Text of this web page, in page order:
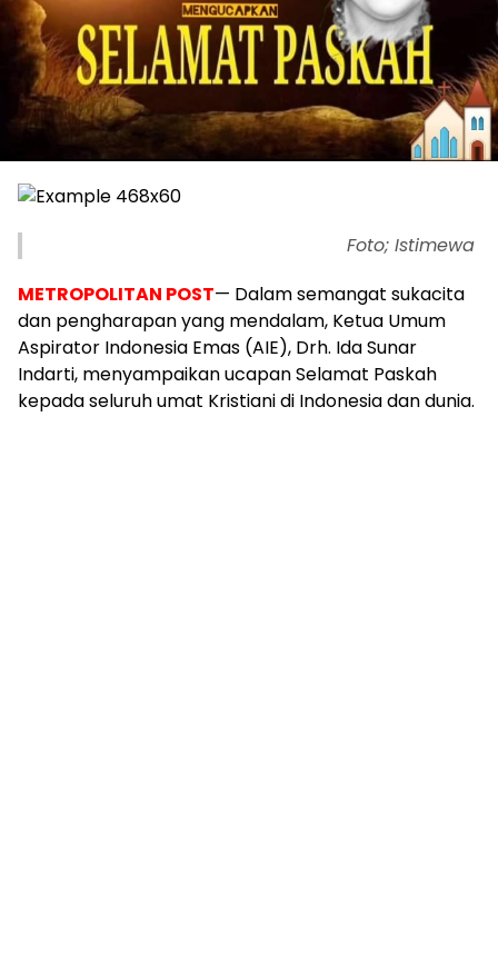
Foto; Istimewa
METROPOLITAN POST— Dalam semangat sukacita
dan pengharapan yang mendalam, Ketua Umum
Aspirator Indonesia Emas (AIE), Drh. Ida Sunar
Indarti, menyampaikan ucapan Selamat Paskah
kepada seluruh umat Kristiani di Indonesia dan dunia.